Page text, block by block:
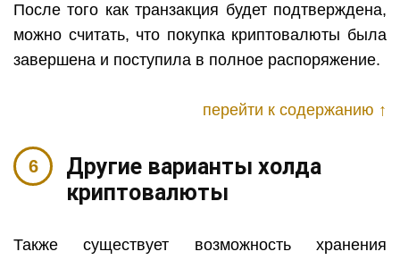
После того как транзакция будет подтверждена,
можно считать, что покупка криптовалюты была
завершена и поступила в полное распоряжение.
перейти к содержанию ↑
Другие варианты холда
криптовалюты
Также существует возможность хранения